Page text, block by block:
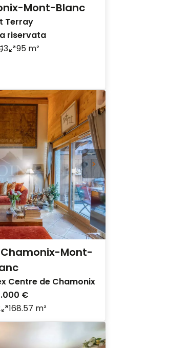
Mont-Blanc
Terray
riservata
3 95 m²
Mont-
Centre de Chamonix
€
168.57 m²